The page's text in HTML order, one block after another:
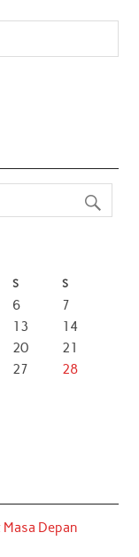
S S
6
7
13
14
20
21
27
28
Depan